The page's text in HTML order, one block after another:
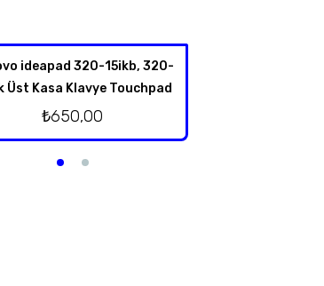
ideapad 320-15ikb, 320-
Üst Kasa Klavye Touchpad
₺650,00